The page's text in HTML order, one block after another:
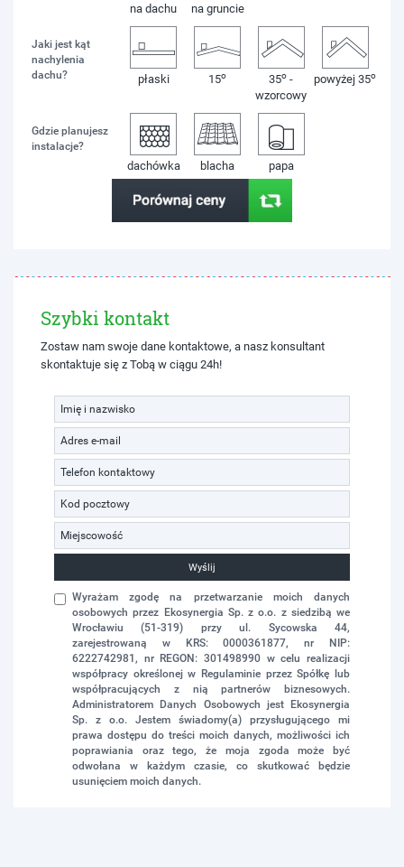
na dachu na gruncie
Jaki jest kąt
nachylenia
dachu?
płaski 15o 35o -
wzorcowy
powyżej 35o
Gdzie planujesz
instalacje?
dachówka blacha papa
Szybki kontakt
Zostaw nam swoje dane kontaktowe, a nasz konsultant
skontaktuje się z Tobą w ciągu 24h!
Wyślij
Wyrażam zgodę na przetwarzanie moich danych
osobowych przez Ekosynergia Sp. z o.o. z siedzibą we
Wrocławiu (51-319) przy ul. Sycowska 44,
zarejestrowaną w KRS: 0000361877, nr NIP:
6222742981, nr REGON: 301498990 w celu realizacji
współpracy określonej w Regulaminie przez Spółkę lub
współpracujących z nią partnerów biznesowych.
Administratorem Danych Osobowych jest Ekosynergia
Sp. z o.o. Jestem świadomy(a) przysługującego mi
prawa dostępu do treści moich danych, możliwości ich
poprawiania oraz tego, że moja zgoda może być
odwołana w każdym czasie, co skutkować będzie
usunięciem moich danych.